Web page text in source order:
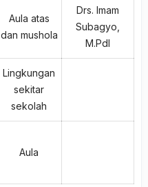
Aula atas
dan mushola
Drs. Imam
Subagyo,
M.PdI
Lingkungan
sekitar
sekolah
Aula